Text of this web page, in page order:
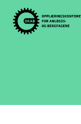
content